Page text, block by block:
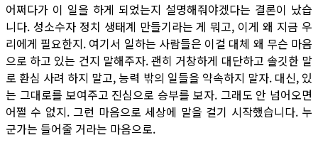
어쩌다가 이 일을 하게 되었는지 설명해줘야겠다는 결론이 났습
니다. 성소수자 정치 생태계 만들기라는 게 뭐고, 이게 왜 지금 우
리에게 필요한지. 여기서 일하는 사람들은 이걸 대체 왜 무슨 마음
으로 하고 있는 건지 말해주자. 괜히 거창하게 대단하고 솔깃한 말
로 환심 사려 하지 말고, 능력 밖의 일들을 약속하지 말자. 대신, 있
는 그대로를 보여주고 진심으로 승부를 보자. 그래도 안 넘어오면
어쩔 수 없지. 그런 마음으로 세상에 말을 걸기 시작했습니다. 누
군가는 들어줄 거라는 마음으로.